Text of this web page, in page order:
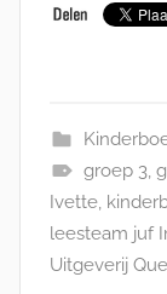
groep 3,
Ivette,
leesteam juf
Uitgeverij